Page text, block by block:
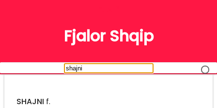
Fjalor Shqip
SHAJNI f.